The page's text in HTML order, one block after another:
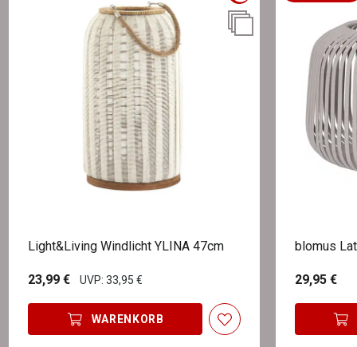
Light&Living Windlicht YLINA 47cm
23,99 € UVP: 33,95 €
WARENKORB
blomus
29,95 €